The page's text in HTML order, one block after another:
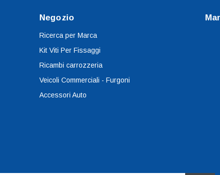
Negozio
Ricerca per Marca
Kit Viti Per Fissaggi
Ricambi carrozzeria
Veicoli Commerciali - Furgoni
Accessori Auto